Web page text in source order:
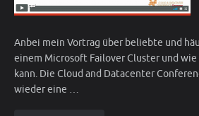
Anbei mein Vortrag über beliebte und
einem Microsoft Failover Cluster und wie
kann. Die Cloud and Datacenter
wieder eine …